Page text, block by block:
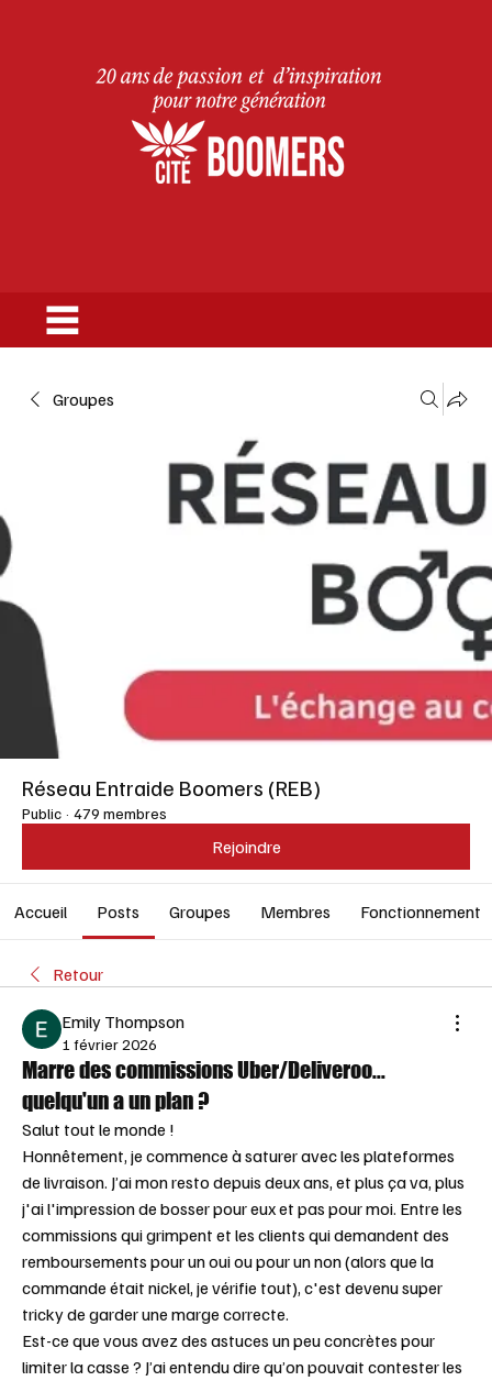
Groupes
Réseau Entraide Boomers (REB)
Public · 479 membres
Rejoindre
Accueil Posts Groupes Membres Fonctionnement
Retour
Emily Thompson
1 février 2026
Marre des commissions Uber/Deliveroo...
quelqu'un a un plan ?
Salut tout le monde !
Honnêtement, je commence à saturer avec les plateformes
de livraison. J’ai mon resto depuis deux ans, et plus ça va, plus
j'ai l'impression de bosser pour eux et pas pour moi. Entre les
commissions qui grimpent et les clients qui demandent des
remboursements pour un oui ou pour un non (alors que la
commande était nickel, je vérifie tout), c'est devenu super
tricky de garder une marge correcte.
Est-ce que vous avez des astuces un peu concrètes pour
limiter la casse ? J’ai entendu dire qu’on pouvait contester les